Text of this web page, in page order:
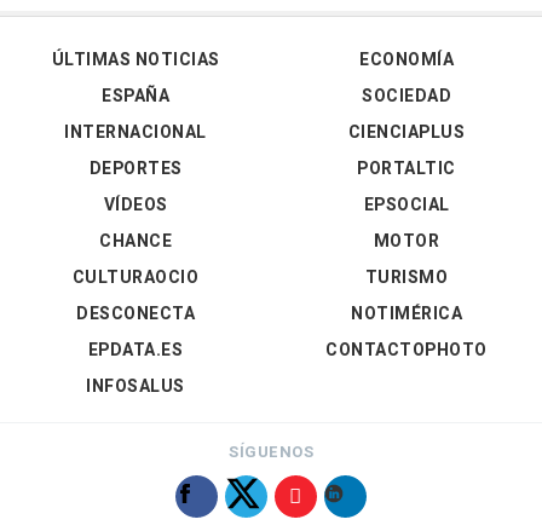
ÚLTIMAS NOTICIAS
ESPAÑA
INTERNACIONAL
DEPORTES
VÍDEOS
ECONOMÍA
SOCIEDAD
CIENCIAPLUS
PORTALTIC
EPSOCIAL
CHANCE
CULTURAOCIO
DESCONECTA
EPDATA.ES
INFOSALUS
MOTOR
TURISMO
NOTIMÉRICA
CONTACTOPHOTO
SÍGUENOS